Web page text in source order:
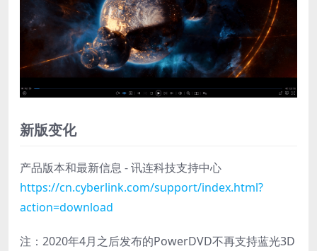
新版变化
产品版本和最新信息 - 讯连科技支持中心
https://cn.cyberlink.com/support/index.html?
action=download
注：2020年4月之后发布的PowerDVD不再支持蓝光3D